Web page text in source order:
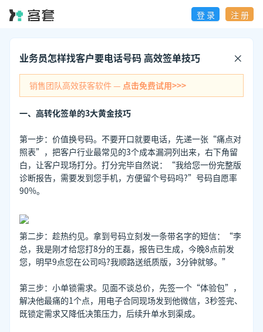
登 录 注 册
业务员怎样找客户要电话号码 高效签单技巧
销售团队高效获客软件 — 点击免费试用>>>
一、高转化签单的3大黄金技巧
第一步：价值换号码。不要开口就要电话，先递一张“痛点对
照表”，把客户行业最常见的3个成本漏洞列出来，右下角留
白，让客户现场打分。打分完毕自然说：“我给您一份完整版
诊断报告，需要发到您手机，方便留个号码吗?”号码自愿率
90%。
第二步：趁热约见。拿到号码立刻发一条带名字的短信：“李
总，我是刚才给您打8分的王磊，报告已生成，今晚8点前发
您，明早9点您在公司吗?我顺路送纸质版，3分钟就够。”
第三步：小单锁需求。见面不谈总价，先签一个“体验包”，
解决他最痛的1个点，用电子合同现场发到他微信，3秒签完、
既锁定需求又降低决策压力，后续升单水到渠成。